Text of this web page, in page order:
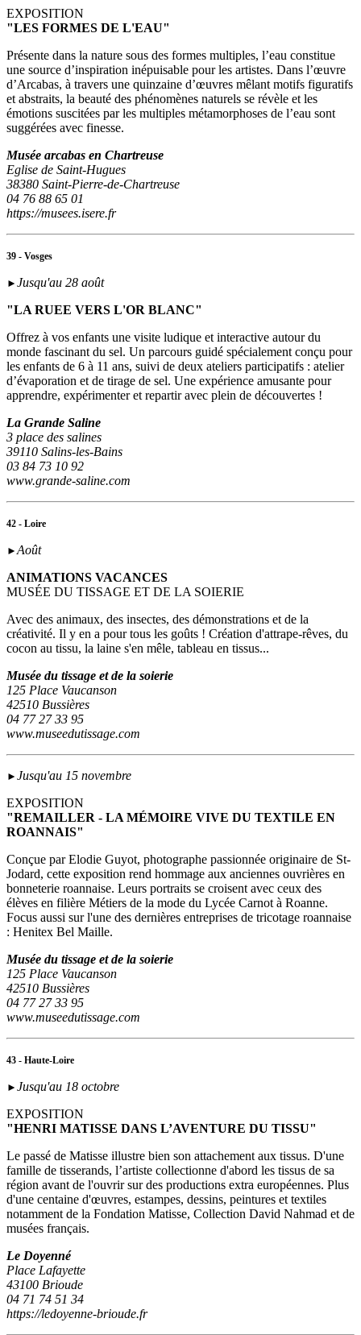
EXPOSITION
"LES FORMES DE L'EAU"
Présente dans la nature sous des formes multiples, l’eau constitue
une source d’inspiration inépuisable pour les artistes. Dans l’œuvre
d’Arcabas, à travers une quinzaine d’œuvres mêlant motifs figuratifs
et abstraits, la beauté des phénomènes naturels se révèle et les
émotions suscitées par les multiples métamorphoses de l’eau sont
suggérées avec finesse.
Musée arcabas en Chartreuse
Eglise de Saint-Hugues
38380 Saint-Pierre-de-Chartreuse
04 76 88 65 01
https://musees.isere.fr
39 - Vosges
► Jusqu'au 28 août
"LA RUEE VERS L'OR BLANC"
Offrez à vos enfants une visite ludique et interactive autour du
monde fascinant du sel. Un parcours guidé spécialement conçu pour
les enfants de 6 à 11 ans, suivi de deux ateliers participatifs : atelier
d’évaporation et de tirage de sel. Une expérience amusante pour
apprendre, expérimenter et repartir avec plein de découvertes !
La Grande Saline
3 place des salines
39110 Salins-les-Bains
03 84 73 10 92
www.grande-saline.com
42 - Loire
►Août
ANIMATIONS VACANCES
MUSÉE DU TISSAGE ET DE LA SOIERIE
Avec des animaux, des insectes, des démonstrations et de la
créativité. Il y en a pour tous les goûts ! Création d'attrape-rêves, du
cocon au tissu, la laine s'en mêle, tableau en tissus...
Musée du tissage et de la soierie
125 Place Vaucanson
42510 Bussières
04 77 27 33 95
www.museedutissage.com
► Jusqu'au 15 novembre
EXPOSITION
"REMAILLER - LA MÉMOIRE VIVE DU TEXTILE EN
ROANNAIS"
Conçue par Elodie Guyot, photographe passionnée originaire de St-
Jodard, cette exposition rend hommage aux anciennes ouvrières en
bonneterie roannaise. Leurs portraits se croisent avec ceux des
élèves en filière Métiers de la mode du Lycée Carnot à Roanne.
Focus aussi sur l'une des dernières entreprises de tricotage roannaise
: Henitex Bel Maille.
Musée du tissage et de la soierie
125 Place Vaucanson
42510 Bussières
04 77 27 33 95
www.museedutissage.com
43 - Haute-Loire
► Jusqu'au 18 octobre
EXPOSITION
"HENRI MATISSE DANS L’AVENTURE DU TISSU"
Le passé de Matisse illustre bien son attachement aux tissus. D'une
famille de tisserands, l’artiste collectionne d'abord les tissus de sa
région avant de l'ouvrir sur des productions extra européennes. Plus
d'une centaine d'œuvres, estampes, dessins, peintures et textiles
notamment de la Fondation Matisse, Collection David Nahmad et de
musées français.
Le Doyenné
Place Lafayette
43100 Brioude
04 71 74 51 34
https://ledoyenne-brioude.fr